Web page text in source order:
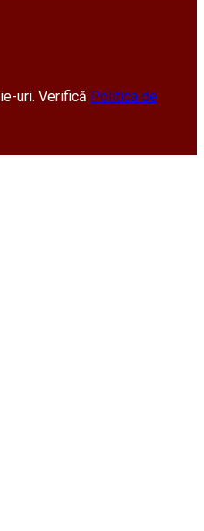
uri. Verifică Politica de